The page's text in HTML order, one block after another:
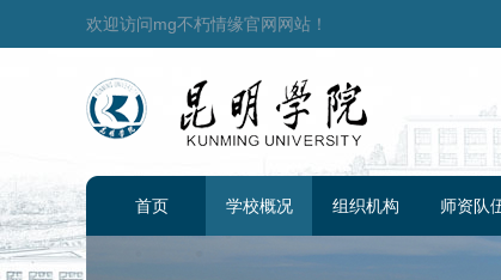
欢迎访问mg不朽情缘官网网站！
首页 学校概况 组织机构 师资队